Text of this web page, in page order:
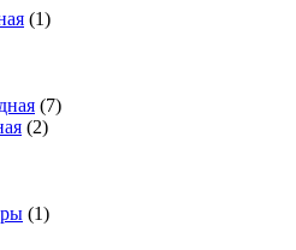
(1)
(7)
(2)
(1)